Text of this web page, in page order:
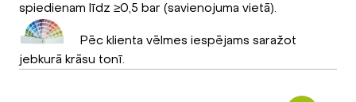
spiedienam līdz ≥0,5 bar (savienojuma vietā).
Pēc klienta vēlmes iespējams saražot
jebkurā krāsu tonī.